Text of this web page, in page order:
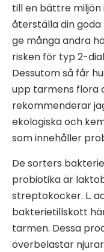
till en bättre
återställa din
ge många andra
risken för typ 2-
Dessutom så får
upp tarmens flora
rekommenderar
ekologiska och
som innehåller
De sorters
probiotika är
streptokocker. L.
bakterietillskott
tarmen. Dessa
överbelastar